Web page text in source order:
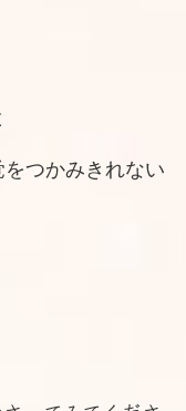
つかみきれない